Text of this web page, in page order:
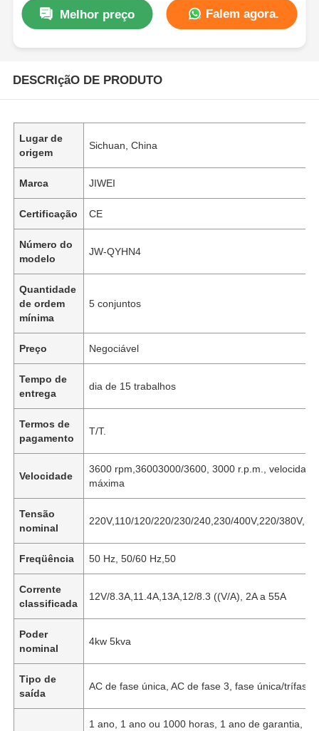
Melhor preço Falem agora.
DESCRIçãO DE PRODUTO
Lugar de
origem
Sichuan, China
Marca JIWEI
Certificação CE
Número do
modelo
JW-QYHN4
Quantidade
de ordem
mínima
5 conjuntos
Preço Negociável
Tempo de
entrega
dia de 15 trabalhos
Termos de
pagamento
T/T.
Velocidade
3600 rpm,36003000/3600, 3000 r.p.m., velocidade
máxima
Tensão
nominal
220V,110/120/220/230/240,230/400V,220/
Freqüência 50 Hz, 50/60 Hz,50
Corrente
classificada
12V/8.3A,11.4A,13A,12/8.3 ((V/A), 2A a 55A
Poder
nominal
4kw 5kva
Tipo de
saída
AC de fase única, AC de fase 3, fase única/trífase
1 ano, 1 ano ou 1000 horas, 1 ano de garantia,